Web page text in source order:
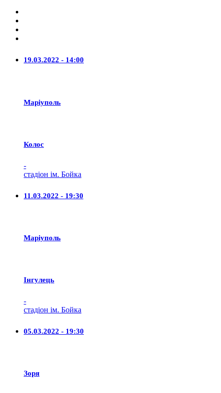
19.03.2022 - 14:00
Маріуполь
Колос
-
стадіон ім. Бойка
11.03.2022 - 19:30
Маріуполь
Iнгулець
-
стадіон ім. Бойка
05.03.2022 - 19:30
Зоря